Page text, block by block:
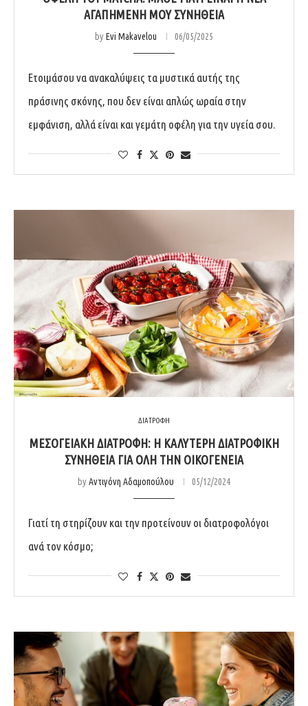
ΑΓΑΠΗΜΈΝΗ ΜΟΥ ΣΥΝΉΘΕΙΑ
byEvi Makavelou 06/05/2025
Ετοιμάσου να ανακαλύψεις τα μυστικά αυτής της
πράσινης σκόνης, που δεν είναι απλώς ωραία στην
εμφάνιση, αλλά είναι και γεμάτη οφέλη για την υγεία σου.
ΔΙΑΤΡΟΦΗ
ΜΕΣΟΓΕΙΑΚΗ ΔΙΑΤΡΟΦΗ: Η ΚΑΛΥΤΕΡΗ ΔΙΑΤΡΟΦΙΚΗ
ΣΥΝΗΘΕΙΑ ΓΙΑ ΟΛΗ ΤΗΝ ΟΙΚΟΓΕΝΕΙΑ
byΑντιγόνη Αδαμοπούλου 05/12/2024
Γιατί τη στηρίζουν και την προτείνουν οι διατροφολόγοι
ανά τον κόσμο;